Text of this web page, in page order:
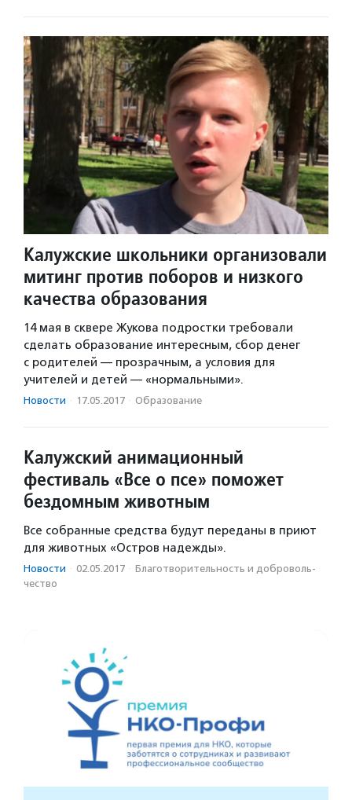
Калужские школьники организовали
митинг против поборов и низкого
качества образования
14 мая в сквере Жукова подростки требовали
сделать образование интересным, сбор денег
с родителей — прозрачным, а условия для
учителей и детей — «нормальными».
Новости · 17.05.2017 · Образование
Калужский анимационный
фестиваль «Все о псе» поможет
бездомным животным
Все собранные средства будут переданы в приют
для животных «Остров надежды».
Новости · 02.05.2017 · Благотвори­тель­ность и доброволь­
чест­во